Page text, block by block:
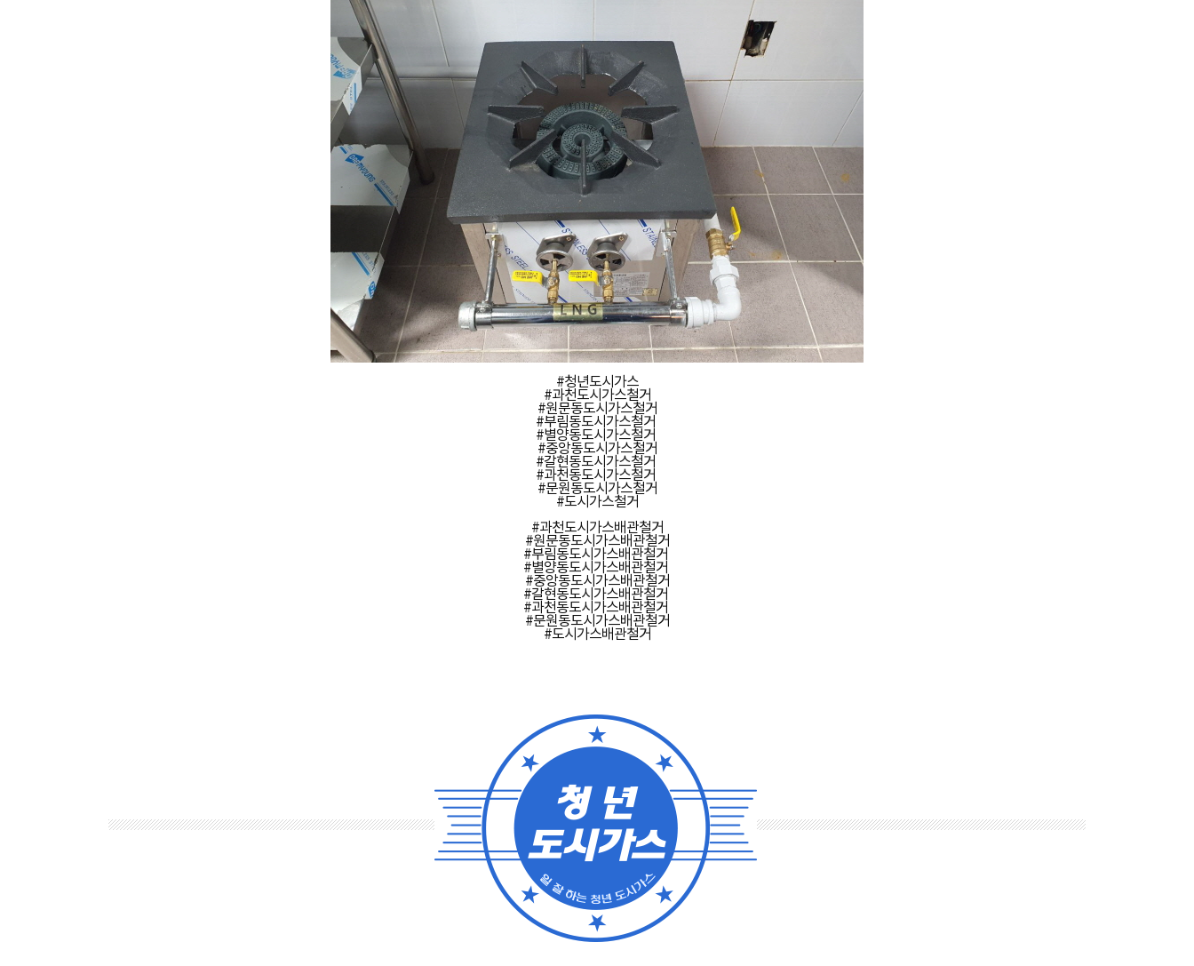
#청년도시가스
#과천도시가스철거
#원문동도시가스철거
#부림동도시가스철거
#별양동도시가스철거
#중앙동도시가스철거
#갈현동도시가스철거
#과천동도시가스철거
#문원동도시가스철거
#도시가스철거
#과천도시가스배관철거
#원문동도시가스배관철거
#부림동도시가스배관철거
#별양동도시가스배관철거
#중앙동도시가스배관철거
#갈현동도시가스배관철거
#과천동도시가스배관철거
#문원동도시가스배관철거
#도시가스배관철거